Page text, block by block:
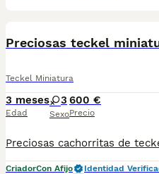
Preciosas teckel
Teckel Miniatura
3 meses
Edad
3
Sexo
600 €
Precio
CriadorCon Afijo
Identidad